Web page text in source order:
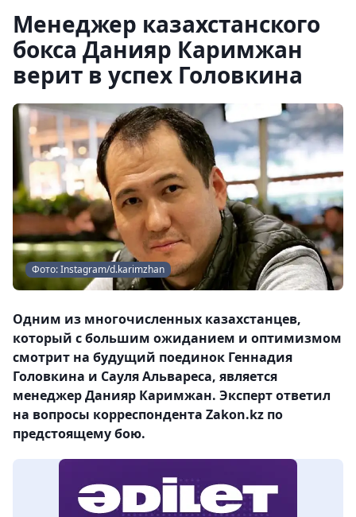
Менеджер казахстанского
бокса Данияр Каримжан
верит в успех Головкина
Фото: Instagram/d.karimzhan
Одним из многочисленных казахстанцев,
который с большим ожиданием и оптимизмом
смотрит на будущий поединок Геннадия
Головкина и Сауля Альвареса, является
менеджер Данияр Каримжан. Эксперт ответил
на вопросы корреспондента Zakon.kz по
предстоящему бою.